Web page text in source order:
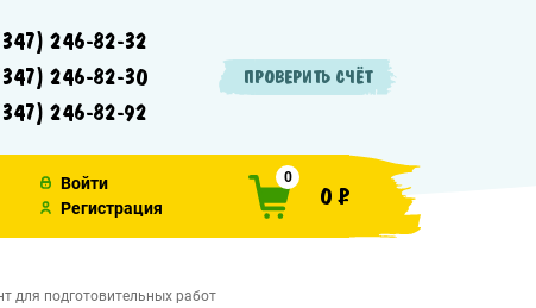
246-82-32
246-82-30
246-82-92
ПРОВЕРИТЬ СЧЁТ
Войти
Регистрация
0
0 ₽
для подготовительных работ